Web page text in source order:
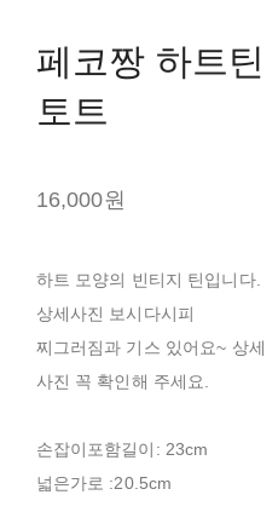
페코짱 하트틴
토트
16,000원
하트 모양의 빈티지 틴입니다.
상세사진 보시다시피
찌그러짐과 기스 있어요~ 상세
사진 꼭 확인해 주세요.
손잡이포함길이: 23cm
넓은가로 :20.5cm